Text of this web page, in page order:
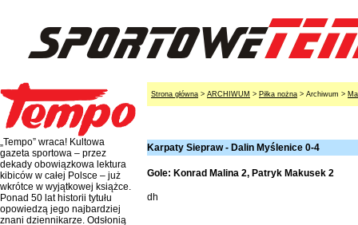
„Tempo” wraca! Kultowa
gazeta sportowa – przez
dekady obowiązkowa lektura
kibiców w całej Polsce – już
wkrótce w wyjątkowej książce.
Ponad 50 lat historii tytułu
opowiedzą jego najbardziej
znani dziennikarze. Odsłonią
Strona główna > ARCHIWUM > Piłka nożna > Archiwum >
Karpaty Siepraw - Dalin Myślenice 0-4
Gole: Konrad Malina 2, Patryk Makusek 2
dh